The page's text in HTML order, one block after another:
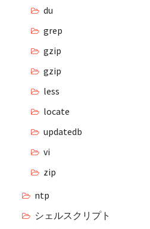
du
grep
gzip
gzip
less
locate
updatedb
vi
zip
ntp
シェルスクリプト